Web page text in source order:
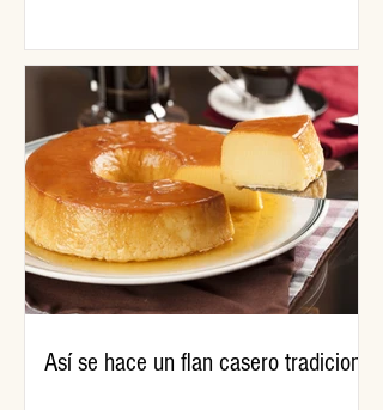
Así se hace un flan casero tradicional